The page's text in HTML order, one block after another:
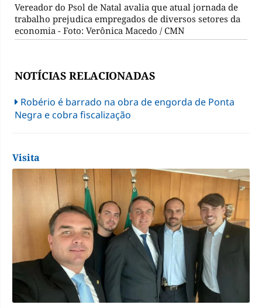
Vereador do Psol de Natal avalia que atual jornada de
trabalho prejudica empregados de diversos setores da
economia - Foto: Verônica Macedo / CMN
NOTÍCIAS RELACIONADAS
Robério é barrado na obra de engorda de Ponta
Negra e cobra fiscalização
Visita